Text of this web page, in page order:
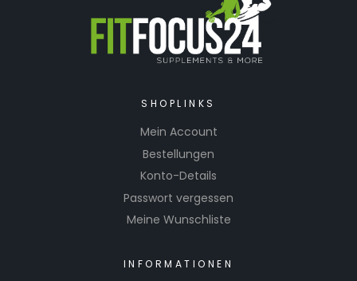
SHOPLINKS
Mein Account
Bestellungen
Konto-Details
Passwort vergessen
Meine Wunschliste
INFORMATIONEN